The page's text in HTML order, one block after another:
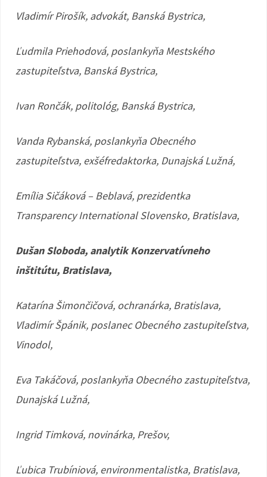
Vladimír Pirošík, advokát, Banská Bystrica,
Ľudmila Priehodová, poslankyňa Mestského
zastupiteľstva, Banská Bystrica,
Ivan Rončák, politológ, Banská Bystrica,
Vanda Rybanská, poslankyňa Obecného
zastupiteľstva, exšéfredaktorka, Dunajská Lužná,
Emília Sičáková – Beblavá, prezidentka
Transparency International Slovensko, Bratislava,
Dušan Sloboda, analytik Konzervatívneho
inštitútu, Bratislava,
Katarína Šimončičová, ochranárka, Bratislava,
Vladimír Špánik, poslanec Obecného zastupiteľstva,
Vinodol,
Eva Takáčová, poslankyňa Obecného zastupiteľstva,
Dunajská Lužná,
Ingrid Timková, novinárka, Prešov,
Ľubica Trubíniová, environmentalistka, Bratislava,